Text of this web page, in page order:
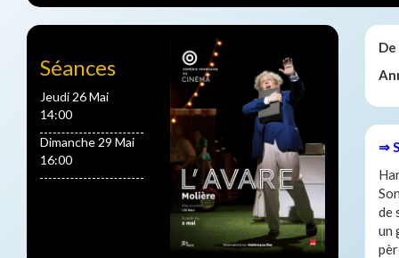
Séances
Jeudi 26 Mai
14:00
Dimanche 29 Mai
16:00
De
⇒
de
un